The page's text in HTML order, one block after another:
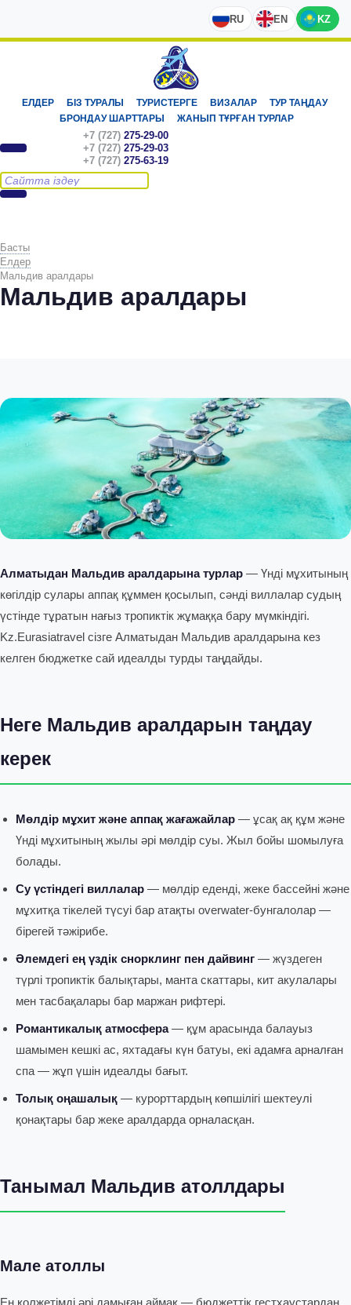
RU EN KZ
ЕЛДЕР БІЗ ТУРАЛЫ ТУРИСТЕРГЕ ВИЗАЛАР
ТУР ТАҢДАУ
БРОНДАУ ШАРТТАРЫ
ЖАНЫП ТҰРҒАН ТУРЛАР
+7 (727) 275-29-00
+7 (727) 275-29-03
+7 (727) 275-63-19
Басты
Елдер
Мальдив аралдары
Мальдив аралдары
Алматыдан Мальдив аралдарына турлар — Үнді мұхитының
көгілдір сулары аппақ құммен қосылып, сәнді виллалар судың
үстінде тұратын нағыз тропиктік жұмаққа бару мүмкіндігі.
Kz.Eurasiatravel сізге Алматыдан Мальдив аралдарына кез
келген бюджетке сай идеалды турды таңдайды.
Неге Мальдив аралдарын таңдау
керек
Мөлдір мұхит және аппақ жағажайлар — ұсақ ақ құм және
Үнді мұхитының жылы әрі мөлдір суы. Жыл бойы шомылуға
болады.
Су үстіндегі виллалар — мөлдір еденді, жеке бассейні және
мұхитқа тікелей түсуі бар атақты overwater-бунгалолар —
бірегей тәжірибе.
Әлемдегі ең үздік снорклинг пен дайвинг — жүздеген
түрлі тропиктік балықтары, манта скаттары, кит акулалары
мен тасбақалары бар маржан рифтері.
Романтикалық атмосфера— құм арасында балауыз
шамымен кешкі ас, яхтадағы күн батуы, екі адамға арналған
спа — жұп үшін идеалды бағыт.
Толық оңашалық — курорттардың көпшілігі шектеулі
қонақтары бар жеке аралдарда орналасқан.
Танымал Мальдив атоллдары
Мале атоллы
Ең қолжетімді әрі дамыған аймақ — бюджеттік гестхаустардан